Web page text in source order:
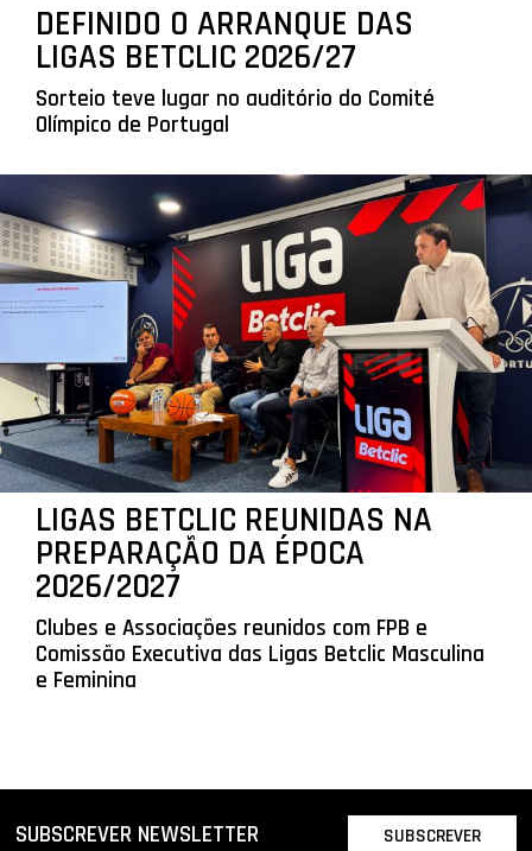
DEFINIDO O ARRANQUE DAS
LIGAS BETCLIC 2026/27
Sorteio teve lugar no auditório do Comité
Olímpico de Portugal
LIGAS BETCLIC REUNIDAS NA
PREPARAÇÃO DA ÉPOCA
2026/2027
Clubes e Associações reunidos com FPB e
Comissão Executiva das Ligas Betclic Masculina
e Feminina
SUBSCREVER NEWSLETTER SUBSCREVER